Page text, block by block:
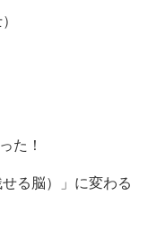
た！
る脳）」に変わる